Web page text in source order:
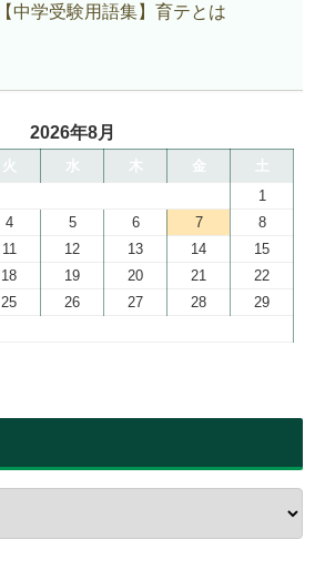
【中学受験用語集】育テとは
2026年8月
火 水 木 金
土
1
4 5 6 7
8
11 12 13 14
15
18 19 20 21
22
25 26 27 28
29